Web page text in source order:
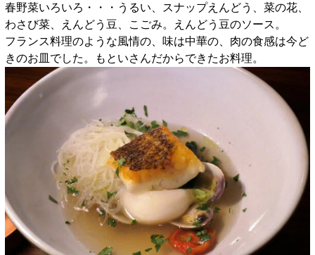
春野菜いろいろ・・・うるい、スナップえんどう、菜の花、
わさび菜、えんどう豆、こごみ。えんどう豆のソース。
フランス料理のような風情の、味は中華の、肉の食感は今ど
きのお皿でした。もといさんだからできたお料理。